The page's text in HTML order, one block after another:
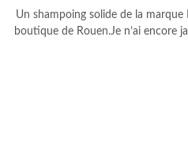
Un shampoing solide de la marque
boutique de Rouen.Je n’ai encore